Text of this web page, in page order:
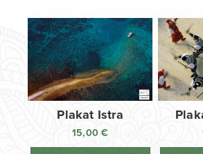
Plakat Istra
15,00€